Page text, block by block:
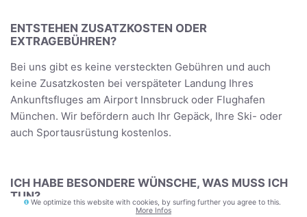
ENTSTEHEN ZUSATZKOSTEN ODER
EXTRAGEBÜHREN?
Bei uns gibt es keine versteckten Gebühren und auch
keine Zusatzkosten bei verspäteter Landung Ihres
Ankunftsfluges am Airport Innsbruck oder Flughafen
München. Wir befördern auch Ihr Gepäck, Ihre Ski- oder
auch Sportausrüstung kostenlos.
ICH HABE BESONDERE WÜNSCHE, WAS MUSS ICH
TUN?We optimize this website with cookies, by surfing further you agree to this.
More Infos